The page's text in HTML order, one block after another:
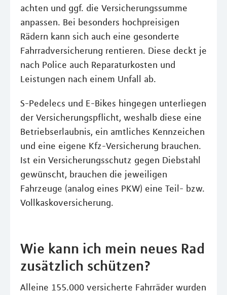
achten und ggf. die Versicherungssumme
anpassen. Bei besonders hochpreisigen
Rädern kann sich auch eine gesonderte
Fahrradversicherung rentieren. Diese deckt je
nach Police auch Reparaturkosten und
Leistungen nach einem Unfall ab.
S-Pedelecs und E-Bikes hingegen unterliegen
der Versicherungspflicht, weshalb diese eine
Betriebserlaubnis, ein amtliches Kennzeichen
und eine eigene Kfz-Versicherung brauchen.
Ist ein Versicherungsschutz gegen Diebstahl
gewünscht, brauchen die jeweiligen
Fahrzeuge (analog eines PKW) eine Teil- bzw.
Vollkaskoversicherung.
Wie kann ich mein neues Rad
zusätzlich schützen?
Alleine 155.000 versicherte Fahrräder wurden